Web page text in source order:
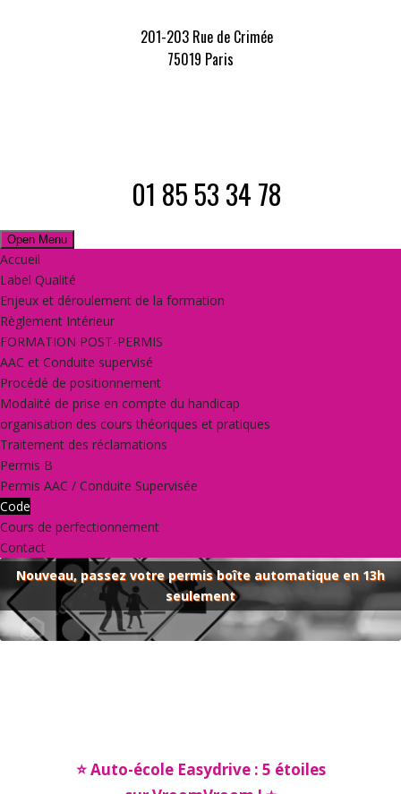
201-203 Rue de Crimée
75019 Paris
01 85 53 34 78
Open Menu
Accueil
Label Qualité
Enjeux et déroulement de la formation
Règlement Intérieur
FORMATION POST-PERMIS
AAC et Conduite supervisé
Procédé de positionnement
Modalité de prise en compte du handicap
organisation des cours théoriques et pratiques
Traitement des réclamations
Permis B
Permis AAC / Conduite Supervisée
Code
Cours de perfectionnement
Contact
Nouveau, passez votre permis boîte automatique en 13h
seulement
⭐ Auto-école Easydrive : 5 étoiles